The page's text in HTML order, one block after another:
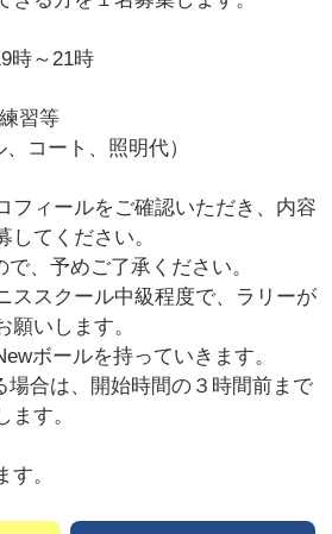
時～21時
習等
コート、照明代）
フィールをご確認いただき、内容
してください。
、予めご了承ください。
ススクール中級程度で、ラリーが
いします。
ボールを持っていきます。
合は、開始時間の３時間前まで
ます。
。